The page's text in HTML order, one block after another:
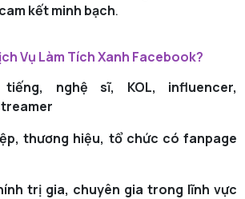
kết minh bạch.
Vụ Làm Tích Xanh Facebook?
nghệ sĩ, KOL, influencer,
thương hiệu, tổ chức có fanpage
trị gia, chuyên gia trong lĩnh vực